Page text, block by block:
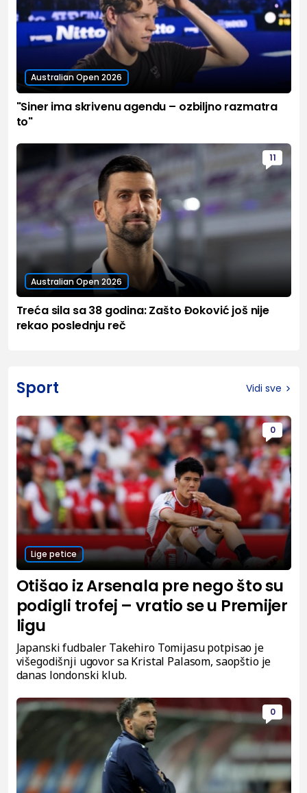
Australian Open 2026
"Siner ima skrivenu agendu – ozbiljno razmatra
to"
11
Australian Open 2026
Treća sila sa 38 godina: Zašto Đoković još nije
rekao poslednju reč
Sport Vidi sve
0
Lige petice
Otišao iz Arsenala pre nego što su
podigli trofej – vratio se u Premijer
ligu
Japanski fudbaler Takehiro Tomijasu potpisao je
višegodišnji ugovor sa Kristal Palasom, saopštio je
danas londonski klub.
0